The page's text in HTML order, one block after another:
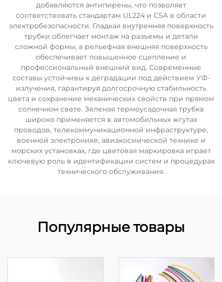
добавляются антипирены, что позволяет
соответствовать стандартам UL224 и CSA в области
электробезопасности. Гладкая внутренняя поверхность
трубки облегчает монтаж на разъемы и детали
сложной формы, а рельефная внешняя поверхность
обеспечивает повышенное сцепление и
профессиональный внешний вид. Современные
составы устойчивы к деградации под действием УФ-
излучения, гарантируя долгосрочную стабильность
цвета и сохранение механических свойств при прямом
солнечном свете. Зеленая термоусадочная трубка
широко применяется в автомобильных жгутах
проводов, телекоммуникационной инфраструктуре,
военной электронике, авиакосмической технике и
морских установках, где цветовая маркировка играет
ключевую роль в идентификации систем и процедурах
технического обслуживания.
Популярные товары